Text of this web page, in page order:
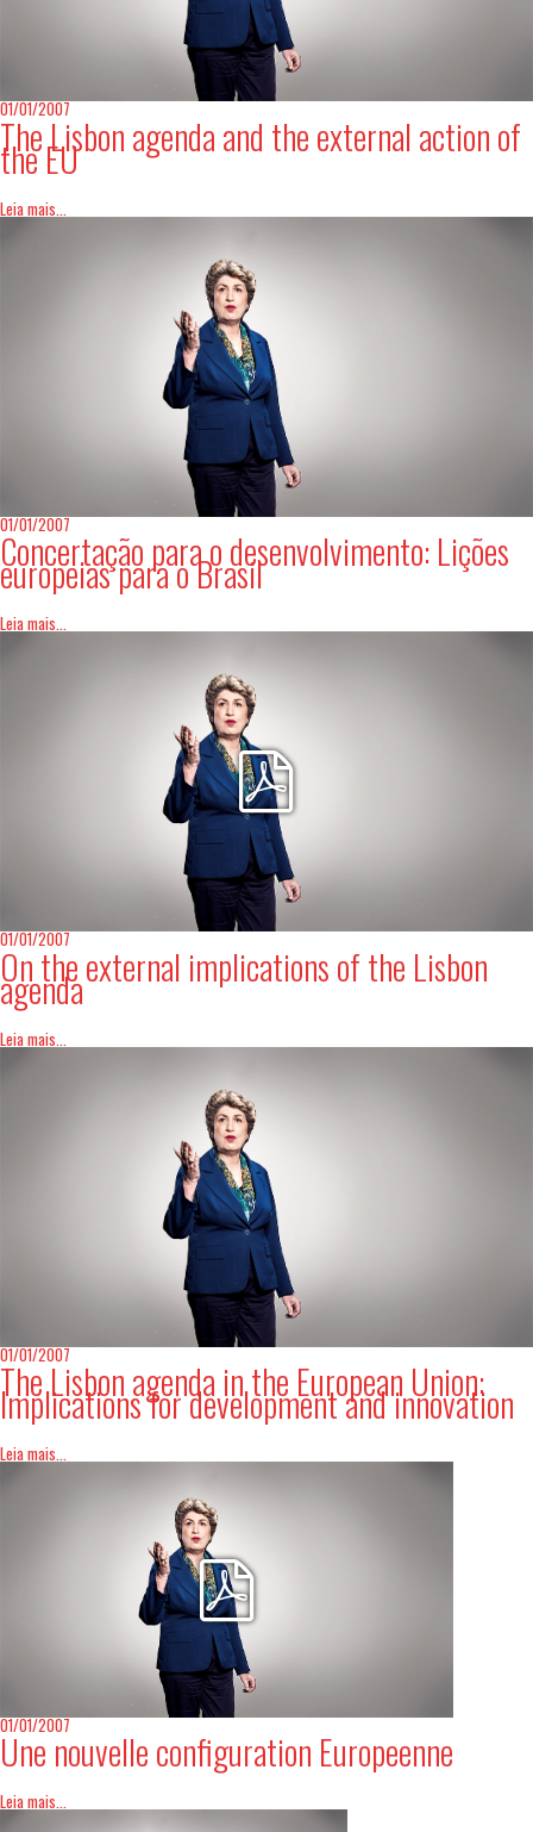
01/01/2007
The Lisbon agenda and the external action of
the EU
Leia mais...
01/01/2007
Concertação para o desenvolvimento: Lições
europeias para o Brasil
Leia mais...
01/01/2007
On the external implications of the Lisbon
agenda
Leia mais...
01/01/2007
The Lisbon agenda in the European Union:
Implications for development and innovation
Leia mais...
01/01/2007
Une nouvelle configuration Europeenne
Leia mais...